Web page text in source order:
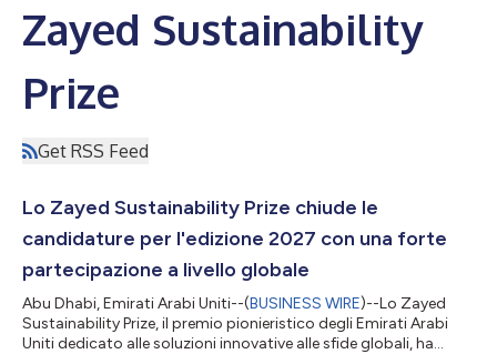
Zayed Sustainability
Prize
Get RSS Feed
Lo Zayed Sustainability Prize chiude le
candidature per l'edizione 2027 con una forte
partecipazione a livello globale
Abu Dhabi, Emirati Arabi Uniti--(BUSINESS WIRE)--Lo Zayed
Sustainability Prize, il premio pionieristico degli Emirati Arabi
Uniti dedicato alle soluzioni innovative alle sfide globali, ha